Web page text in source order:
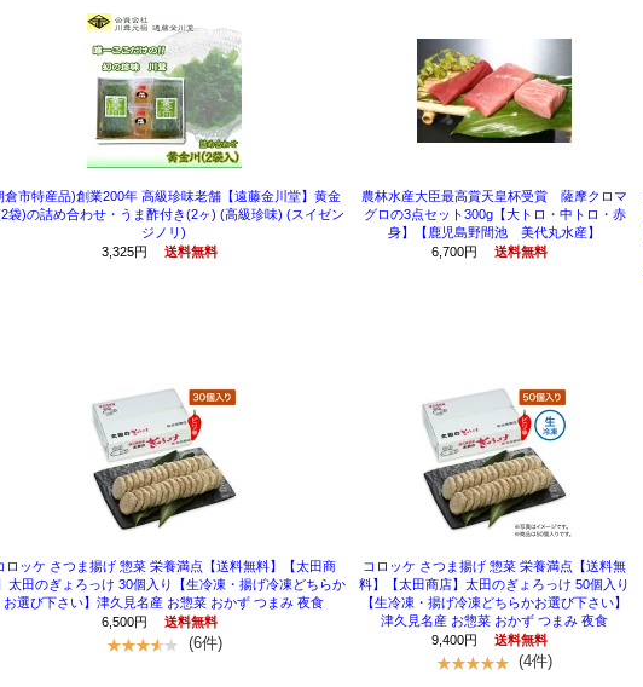
倉市特産品)創業200年 高級珍味老舗【遠藤金川堂】黄金
袋)の詰め合わせ・うま酢付き(2ヶ) (高級珍味) (スイゼン
ジノリ)
3,325円
送料無料
農林水産大臣最高賞天皇杯受賞 薩摩クロマ
グロの3点セット300g【大トロ・中トロ・赤
身】【鹿児島野間池 美代丸水産】
6,700円
送料無料
ロッケ さつま揚げ 惣菜 栄養満点【送料無料】【太田商
太田のぎょろっけ 30個入り【生冷凍・揚げ冷凍どちらか
お選び下さい】津久見名産 お惣菜 おかず つまみ 夜食
6,500円
送料無料
(6件)
コロッケ さつま揚げ 惣菜 栄養満点【送料無
料】【太田商店】太田のぎょろっけ 50個入り
【生冷凍・揚げ冷凍どちらかお選び下さい】
津久見名産 お惣菜 おかず つまみ 夜食
9,400円
送料無料
(4件)